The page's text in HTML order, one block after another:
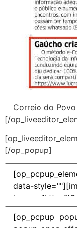
Correio do Povo
[/
[/op_popup]